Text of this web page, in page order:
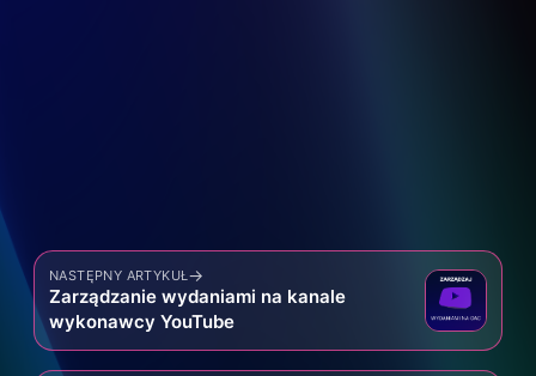
NASTĘPNY ARTYKUŁ→
Zarządzanie wydaniami na kanale
wykonawcy YouTube